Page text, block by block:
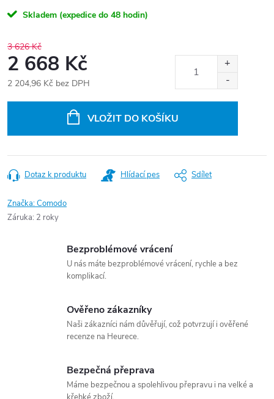
Skladem (expedice do 48 hodin)
3 626 Kč
2 668 Kč
2 204,96 Kč bez DPH
VLOŽIT DO KOŠÍKU
Dotaz k produktu Hlídací pes Sdílet
Značka:Comodo
Záruka: 2 roky
Bezproblémové vrácení
U nás máte bezproblémové vrácení, rychle a bez
komplikací.
Ověřeno zákazníky
Naši zákazníci nám důvěřují, což potvrzují i ověřené
recenze na Heurece.
Bezpečná přeprava
Máme bezpečnou a spolehlivou přepravu i na velké a